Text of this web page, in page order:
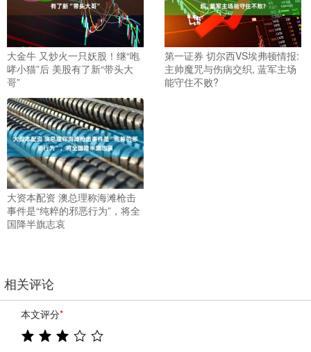
大金牛 又炒火一只妖股！继“咆
哮小猫”后 美股有了新“带头大
哥”
第一证券 切尔西VS埃弗顿情报:
主帅魔咒与伤病交织, 蓝军主场
能守住不败?
大资本配资 澳总理称海滩枪击
事件是“纯粹的邪恶行为”，将全
国降半旗志哀
相关评论
本文评分*